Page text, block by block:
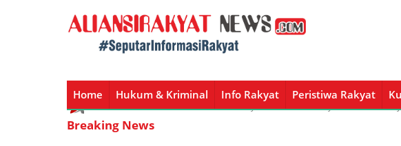
Home Hukum & Kriminal Info Rakyat Peristiwa Rakyat
Home Hukum & Kriminal Info Rakyat Peristiwa Rakyat Kuliner
Breaking News